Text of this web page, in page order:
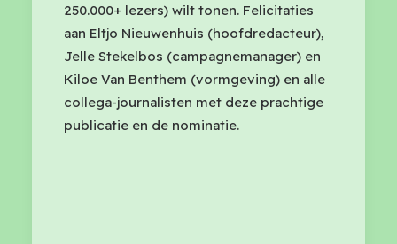
250.000+ lezers) wilt tonen. Felicitaties
aan Eltjo Nieuwenhuis (hoofdredacteur),
Jelle Stekelbos (campagnemanager) en
Kiloe Van Benthem (vormgeving) en alle
collega-journalisten met deze prachtige
publicatie en de nominatie.